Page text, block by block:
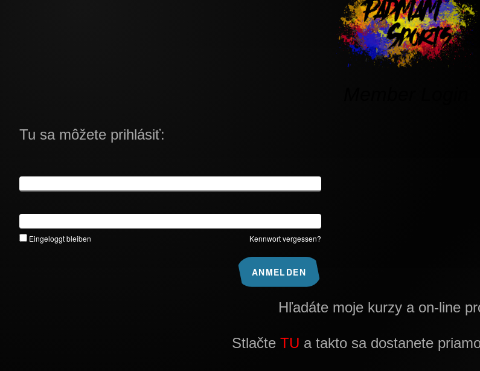
Tu sa môžete prihlásiť:
Eingeloggt bleiben Kennwort vergessen?
Hľadáte moje kurzy a on-line
Stlačte TU a takto sa dostanete